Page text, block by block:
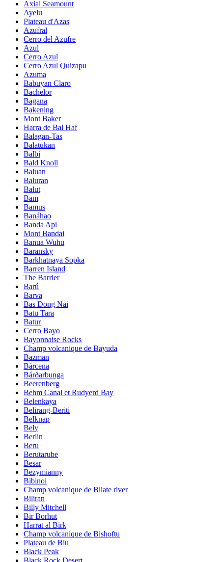
Axial Seamount
Ayelu
Plateau d'Azas
Azufral
Cerro del Azufre
Azul
Cerro Azul
Cerro Azul Quizapu
Azuma
Babuyan Claro
Bachelor
Bagana
Bakening
Mont Baker
Harra de Bal Haf
Balagan-Tas
Balatukan
Balbi
Bald Knoll
Baluan
Baluran
Balut
Bam
Bamus
Banáhao
Banda Api
Mont Bandai
Banua Wuhu
Baransky
Barkhatnaya Sopka
Barren Island
The Barrier
Barú
Barva
Bas Dong Nai
Batu Tara
Batur
Cerro Bayo
Bayonnaise Rocks
Champ volcanique de Bayuda
Bazman
Bárcena
Bárðarbunga
Beerenberg
Behm Canal et Rudyerd Bay
Belenkaya
Belirang-Beriti
Belknap
Bely
Berlin
Beru
Berutarube
Besar
Bezymianny
Bibinoi
Champ volcanique de Bilate river
Biliran
Billy Mitchell
Bir Borhut
Harrat al Birk
Champ volcanique de Bishoftu
Plateau de Biu
Black Peak
Black Rock Desert